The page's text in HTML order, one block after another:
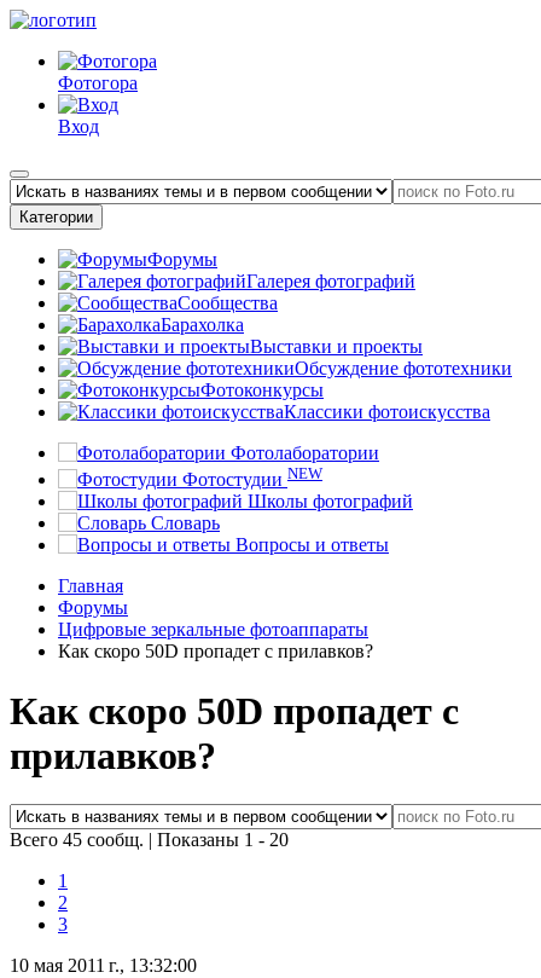
Фотогора
Вход
Категории
Форумы
Галерея фотографий
Сообщества
Барахолка
Выставки и проекты
Обсуждение фототехники
Фотоконкурсы
Классики фотоискусства
Фотолаборатории
Фотостудии NEW
Школы фотографий
Словарь
Вопросы и ответы
Главная
Форумы
Цифровые зеркальные фотоаппараты
Как скоро 50D пропадет с прилавков?
Как скоро 50D пропадет с
прилавков?
Всего 45 сообщ. | Показаны 1 - 20
1
2
3
10 мая 2011 г., 13:32:00